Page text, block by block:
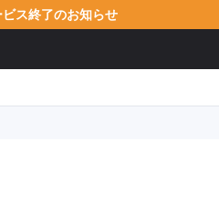
ス終了のお知らせ